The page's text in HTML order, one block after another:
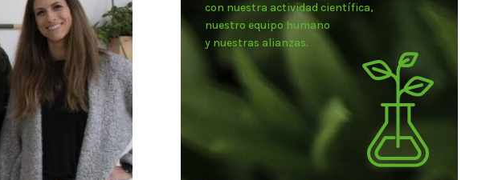
con nuestra actividad científica,
nuestro equipo humano
y nuestras alianzas.